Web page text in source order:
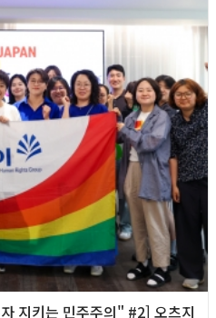
지키는 민주주의" #2] 오츠지